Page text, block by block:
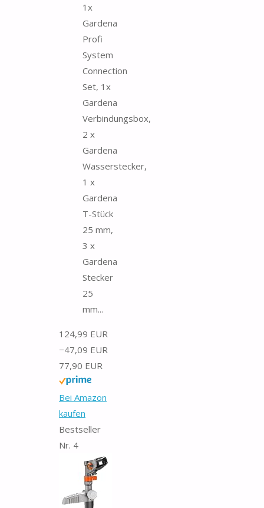
1x
Gardena
Profi
System
Connection
Set, 1x
Gardena
Verbindungsbox,
2 x
Gardena
Wasserstecker,
1 x
Gardena
T-Stück
25 mm,
3 x
Gardena
Stecker
25
mm...
124,99 EUR
−47,09 EUR
77,90 EUR
Bei Amazon
kaufen
Bestseller
Nr. 4